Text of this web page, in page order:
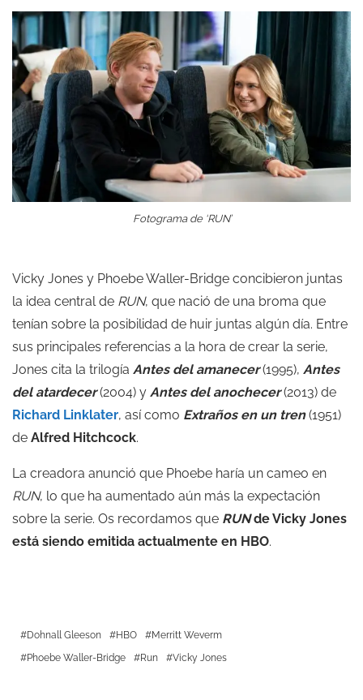
Fotograma de ‘RUN’
Vicky Jones y Phoebe Waller-Bridge concibieron juntas
la idea central de RUN, que nació de una broma que
tenían sobre la posibilidad de huir juntas algún día. Entre
sus principales referencias a la hora de crear la serie,
Jones cita la trilogía Antes del amanecer(1995), Antes
del atardecer(2004) y Antes del anochecer(2013) de
Richard Linklater, así como Extraños en un tren(1951)
de Alfred Hitchcock.
La creadora anunció que Phoebe haría un cameo en
RUN, lo que ha aumentado aún más la expectación
sobre la serie. Os recordamos que RUNde Vicky Jones
está siendo emitida actualmente en HBO.
Dohnall Gleeson HBO
Merritt Weverm
Phoebe Waller-Bridge
Run Vicky Jones